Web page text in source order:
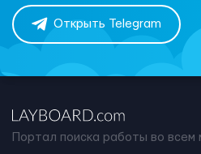
Открыть Telegram
Портал поиска работы во всем